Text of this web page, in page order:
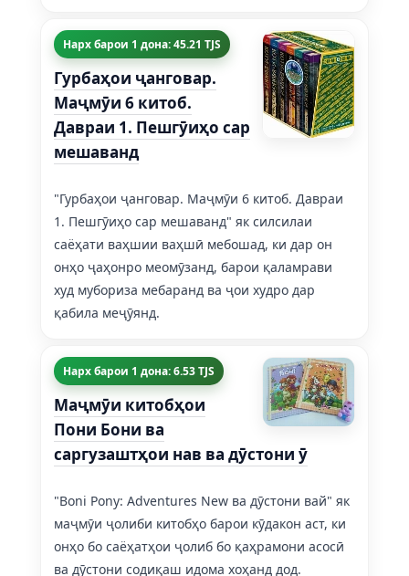
Нарх барои 1 дона: 45.21 TJS
Гурбаҳои ҷанговар.
Маҷмӯи 6 китоб.
Давраи 1. Пешгӯиҳо сар
мешаванд
"Гурбаҳои ҷанговар. Маҷмӯи 6 китоб. Давраи
1. Пешгӯиҳо сар мешаванд" як силсилаи
саёҳати ваҳшии ваҳшӣ мебошад, ки дар он
онҳо ҷаҳонро меомӯзанд, барои қаламрави
худ мубориза мебаранд ва ҷои худро дар
қабила меҷӯянд.
Нарх барои 1 дона: 6.53 TJS
Маҷмӯи китобҳои
Пони Бони ва
саргузаштҳои нав ва дӯстони ӯ
"Boni Pony: Adventures New ва дӯстони вай" як
маҷмӯи ҷолиби китобҳо барои кӯдакон аст, ки
онҳо бо саёҳатҳои ҷолиб бо қаҳрамони асосӣ
ва дӯстони содиқаш идома хоҳанд дод.